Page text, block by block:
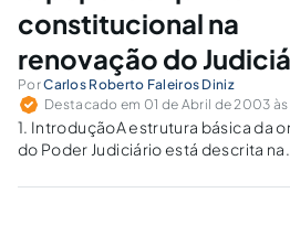
aprovação em rigoroso...
constitucional na
renovação do
PorCarlos Roberto Faleiros Diniz
Destacado em 01 de Abril de 2003
1. IntroduçãoA estrutura básica da
do Poder Judiciário está descrita na
que o art. 94, seguindo orientações